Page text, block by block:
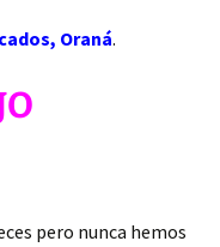
Oraná.
pero nunca hemos